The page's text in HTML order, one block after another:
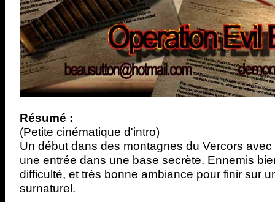
Résumé :
(Petite cinématique d'intro)
Un début dans des montagnes du Vercors
une entrée dans une base secrète. Ennemis
difficulté, et très bonne ambiance pour finir sur
surnaturel.